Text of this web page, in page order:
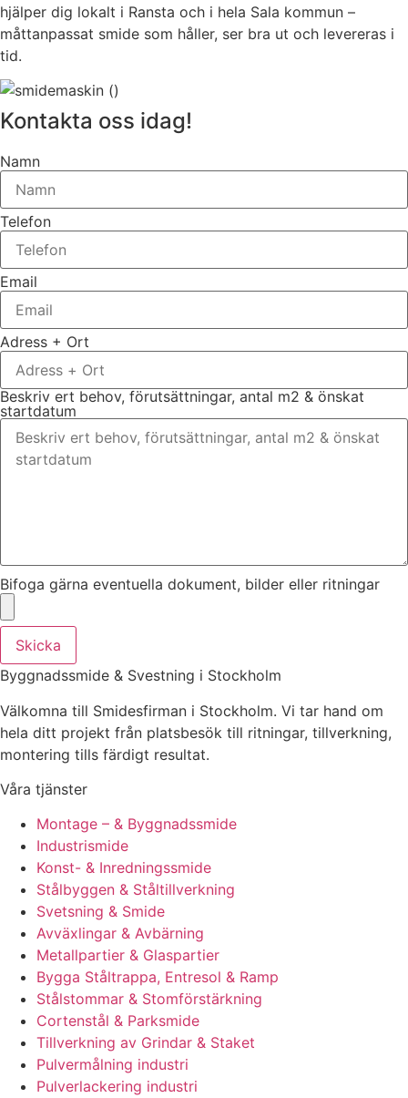
hjälper dig lokalt i Ransta och i hela Sala kommun –
måttanpassat smide som håller, ser bra ut och levereras i
tid.
Kontakta oss idag!
Namn
Telefon
Email
Adress + Ort
Beskriv ert behov, förutsättningar, antal m2 & önskat
startdatum
Bifoga gärna eventuella dokument, bilder eller ritningar
Skicka
Byggnadssmide & Svestning i Stockholm
Välkomna till Smidesfirman i Stockholm. Vi tar hand om
hela ditt projekt från platsbesök till ritningar, tillverkning,
montering tills färdigt resultat.
Våra tjänster
Montage – & Byggnadssmide
Industrismide
Konst- & Inredningssmide
Stålbyggen & Ståltillverkning
Svetsning & Smide
Avväxlingar & Avbärning
Metallpartier & Glaspartier
Bygga Ståltrappa, Entresol & Ramp
Stålstommar & Stomförstärkning
Cortenstål & Parksmide
Tillverkning av Grindar & Staket
Pulvermålning industri
Pulverlackering industri